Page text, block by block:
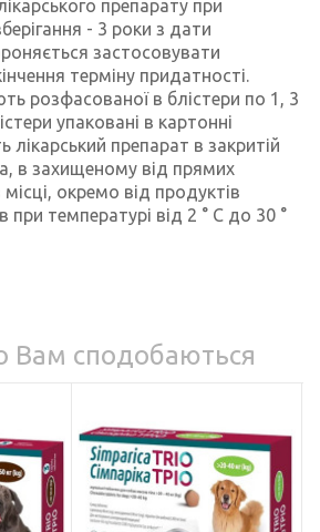
препарату при
- 3 роки з дати
застосовувати
терміну придатності.
розфасованої в блістери по 1, 3
упаковані в картонні
лікарський препарат в закритій
в захищеному від прямих
окремо від продуктів
при температурі від 2 ° C до 30 °
Вам сподобаються